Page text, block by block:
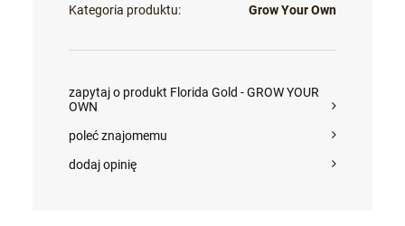
Kategoria produktu:
Grow Your Own
zapytaj o produkt Florida Gold - GROW YOUR
OWN
poleć znajomemu
dodaj opinię